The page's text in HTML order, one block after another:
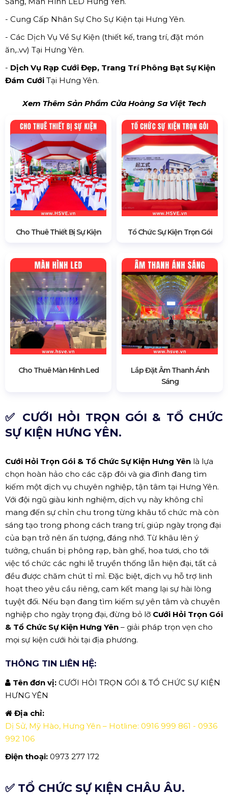
- Cung Cấp Nhân Sự Cho Sự Kiện tại Hưng Yên.
- Các Dịch Vụ Về Sự Kiện (thiết kế, trang trí, đặt món
ăn,..vv) Tại Hưng Yên.
- Dịch Vụ Rạp Cưới Đẹp, Trang Trí Phông Bạt Sự Kiện
Đám Cưới Tại Hưng Yên.
Xem Thêm Sản Phẩm Cửa Hoàng Sa Việt Tech
Cho Thuê Thiết Bị Sự Kiện Tổ Chức Sự Kiện Trọn Gói
Cho Thuê Màn Hình Led
Lắp Đặt Âm Thanh Ánh
Sáng
✅ CƯỚI HỎI TRỌN GÓI & TỔ CHỨC
SỰ KIỆN HƯNG YÊN.
Cưới Hỏi Trọn Gói & Tổ Chức Sự Kiện Hưng Yên là lựa
chọn hoàn hảo cho các cặp đôi và gia đình đang tìm
kiếm một dịch vụ chuyên nghiệp, tận tâm tại Hưng Yên.
Với đội ngũ giàu kinh nghiệm, dịch vụ này không chỉ
mang đến sự chỉn chu trong từng khâu tổ chức mà còn
sáng tạo trong phong cách trang trí, giúp ngày trọng đại
của bạn trở nên ấn tượng, đáng nhớ. Từ khâu lên ý
tưởng, chuẩn bị phông rạp, bàn ghế, hoa tươi, cho tới
việc tổ chức các nghi lễ truyền thống lẫn hiện đại, tất cả
đều được chăm chút tỉ mỉ. Đặc biệt, dịch vụ hỗ trợ linh
hoạt theo yêu cầu riêng, cam kết mang lại sự hài lòng
tuyệt đối. Nếu bạn đang tìm kiếm sự yên tâm và chuyên
nghiệp cho ngày trọng đại, đừng bỏ lỡ Cưới Hỏi Trọn Gói
& Tổ Chức Sự Kiện Hưng Yên – giải pháp trọn vẹn cho
mọi sự kiện cưới hỏi tại địa phương.
THÔNG TIN LIÊN HỆ:
Tên đơn vị: CƯỚI HỎI TRỌN GÓI & TỔ CHỨC SỰ KIỆN
HƯNG YÊN
Địa chỉ:
Dị Sử, Mỹ Hào, Hưng Yên – Hotline: 0916 999 861 - 0936
992 106
Điện thoại: 0973 277 172
✅ TỔ CHỨC SỰ KIỆN CHÂU ÂU.